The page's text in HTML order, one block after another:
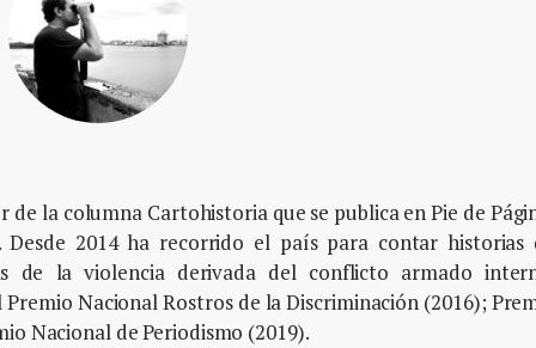
la columna Cartohistoria que se publica en Pie de
2014 ha recorrido el país para contar historias
de la violencia derivada del conflicto armado
Nacional Rostros de la Discriminación (2016);
Nacional de Periodismo (2019).